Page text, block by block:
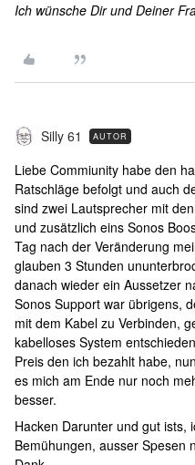
Ich wünsche Dir und Deiner
Silly 61 AUTOR
Liebe Commiunity habe den
Ratschläge befolgt und auch
sind zwei Lautsprecher mit
und zusätzlich eins Sonos
Tag nach der Veränderung
glauben 3 Stunden
danach wieder ein Aussetzer
Sonos Support war übrigens,
mit dem Kabel zu Verbinden,
kabelloses System
Preis den ich bezahlt habe,
es mich am Ende nur noch
besser.
Hacken Darunter und gut ists,
Bemühungen, ausser Spesen